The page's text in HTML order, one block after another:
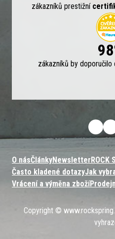
zákazníků prestižní
zákazníků by
O násČlánkyNewsletterROCK
Často kladené dotazyJak
Vrácení a výměna zboží
Copyright ©